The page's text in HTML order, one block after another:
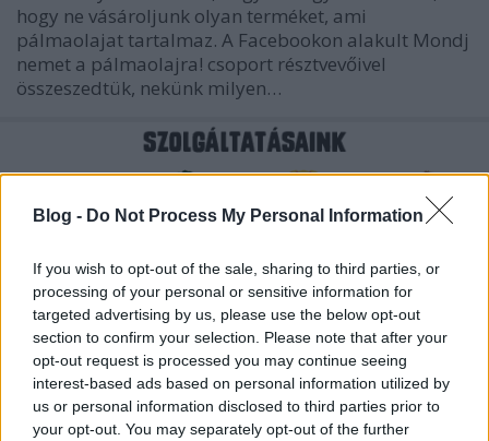
Blog - Do Not Process My Personal Information
If you wish to opt-out of the sale, sharing to third parties, or
processing of your personal or sensitive information for
targeted advertising by us, please use the below opt-out
section to confirm your selection. Please note that after your
opt-out request is processed you may continue seeing
interest-based ads based on personal information utilized by
us or personal information disclosed to third parties prior to
your opt-out. You may separately opt-out of the further
hogy ne vásároljunk olyan terméket, ami
pálmaolajat tartalmaz. A Facebookon alakult Mondj
nemet a pálmaolajra! csoport résztvevőivel
összeszedtük, nekünk milyen…